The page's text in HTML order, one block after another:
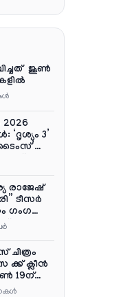
ജൂൺ
‘ദൃശ്യം 3’
രാജേഷ്
ടീസർ
ഗംഗ
ക്ക് ക്ലീൻ
19ന്